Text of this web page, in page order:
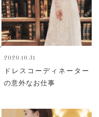
2020.10.31
ドレスコーディネーター
の意外なお仕事